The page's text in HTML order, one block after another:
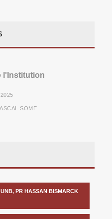
l'Institution
SOME
PR HASSAN BISMARCK